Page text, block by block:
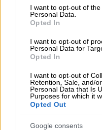
consent section.
I want to opt-out of
Personal Data.
Opted In
I want to opt-out of
Personal Data for
Opted In
I want to opt-out of
Retention, Sale, and/
Personal Data that Is
Purposes for which it
Opted Out
Google consents
μαθητές, να τρέχει
ισχυρή έκρηξη.
Οι αρχές δεν
ευθύνη για την
Η περιοχή
τους μαχητές του
Επιτελείου (EMC),
διαφωνούντων των
ξαναπάρει τα όπλα.